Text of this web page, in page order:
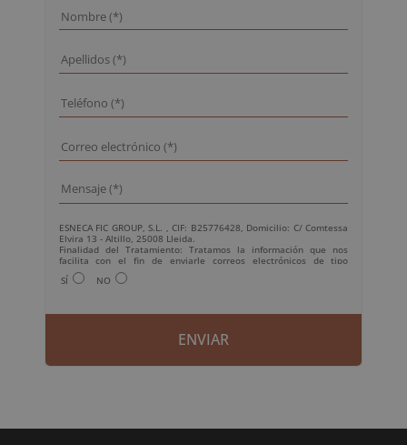
ESNECA FIC GROUP, S.L. , CIF: B25776428, Domicilio: C/ Comtessa
Elvira 13 - Altillo, 25008 Lleida.
Finalidad del Tratamiento: Tratamos la información que nos
facilita con el fin de enviarle correos electrónicos de tipo
comercial relacionado con los productos ofrecidos y otros tipo de
productos que fueran de su interés.
suficientemente, dirigiéndose a la dirección
Para más información consulte nuestra Política de Privacidad.
Desea recibir información comercial (vía telefónica y/o email):
SÍ NO